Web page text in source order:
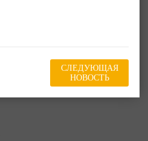
СЛЕДУЮЩАЯ
НОВОСТЬ